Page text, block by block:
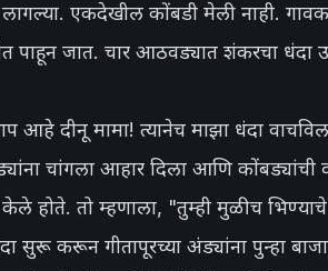
एकदेखील कोंबडी मेली नाही.
पाहून जात. चार आठवड्यात शंकरचा धंदा
आहे दीनू मामा! त्यानेच माझा धंदा
चांगला आहार दिला आणि कोंबड्यांची
केले होते. तो म्हणाला, "तुम्ही मुळीच
सुरू करून गीतापूरच्या अंड्यांना पुन्हा